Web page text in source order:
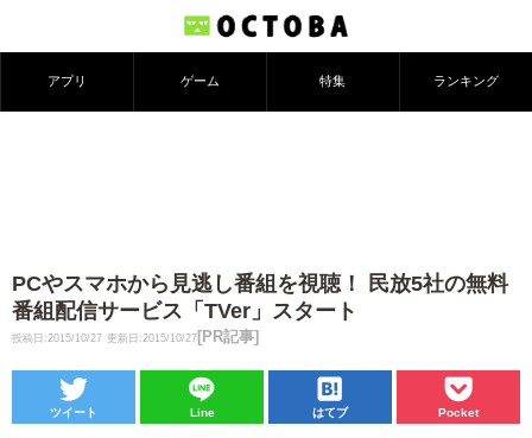
アプリ ゲーム 特集 ランキング
PCやスマホから見逃し番組を視聴！ 民放5社の無料
番組配信サービス「TVer」スタート
投稿日:2015/10/27 更新日:2015/10/27 [PR記事]
ツイート Line はてブ Pocket